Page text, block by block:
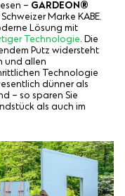
– GARDEON®
Marke KABE.
Lösung mit
Technologie. Die
Putz widersteht
und allen
Technologie
dünner als
– so sparen Sie
als auch im